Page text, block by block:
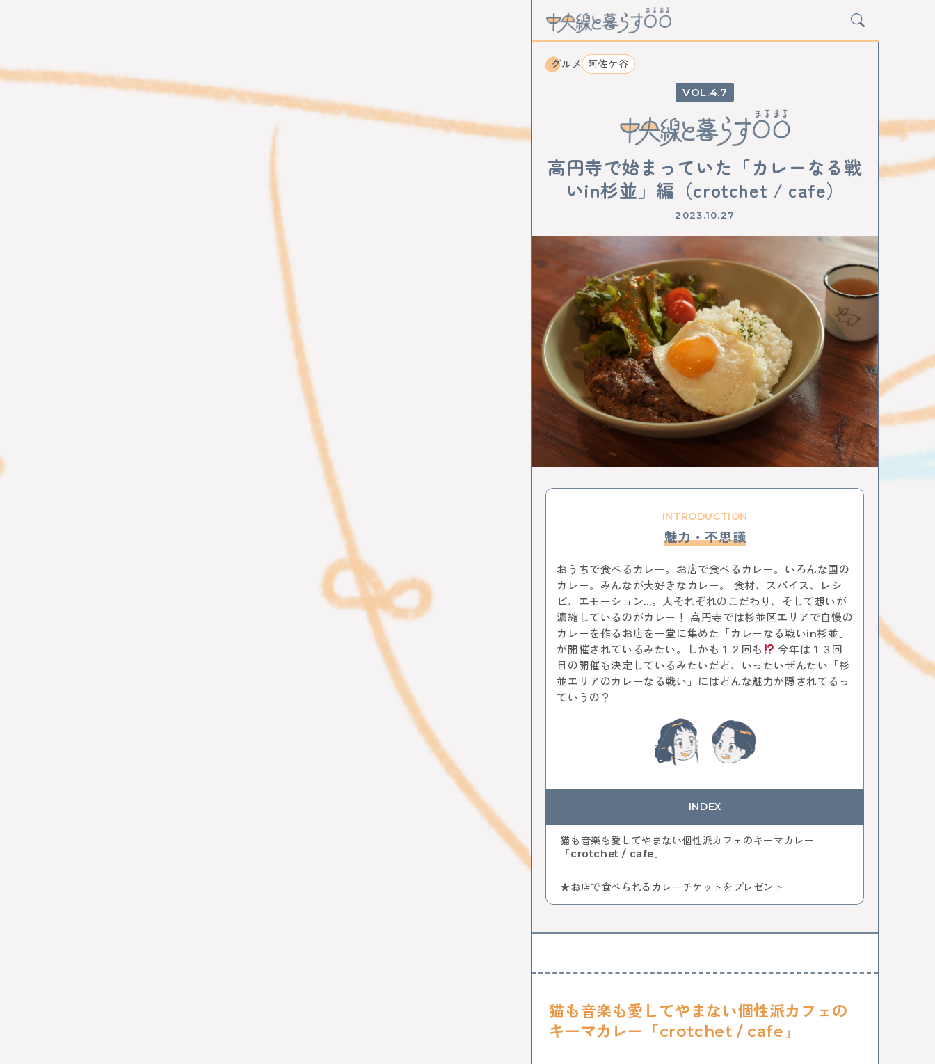
グルメ アート イベント
STATION
中野 高円寺 阿佐ケ谷 荻窪 西荻窪 吉祥寺
三鷹
武蔵小金井 国分寺
西立川
中神
羽村
東青梅 青梅
KEYWORD
イルミネーション
お菓子 三鷹 八王子
レポート
特集 特集分割版
中央線〇〇散歩
イタリアン
国立 武蔵小金井 東小金井
和菓子
スイーツ
チョコレート 写真
ポートレート
中野サンプラザ
中野ブロードウェイ 中野
サブカル
歴史
アニメ 杉並区 武蔵野市 ゴミ処理場
体験
ワークショップ
バレンタイン 立川
サポート記事
カフェ散歩
イベント かき氷 阿佐ヶ谷
荻窪
自動車教習所 武蔵境
サイエンス
イマジナス
農業 小金井市 西国分寺 高尾
動物
中央線からはじまるしぇ
立川市 日本酒
ノミノイチ
中央線の魅力発見
辛い物
家具 雑貨
リノベーション
美術館 国分寺 西荻窪
桜
フォトスポット 街歩き
中央線ビールフェスティバル
本 古本 絵本 コーヒー
カフェ
ヴィンテージ
骨董市 木工チャレンジ ビール
グルメ
ビールフェスティバル
クラフトビール
カーブーツ
中央線コーヒーフェスティバル
レトロ
通信
はじまるしぇ
パン デザート ケーキ ジャズ
音楽
阿佐谷
カレーなる戦い 中央線パンまつり
高円寺フェス
カレー
NTT技術史料館 謎解き
ファミリー向け
ファミリーイベント
全ての記事をみる
おすすめ情報を投稿する
グルメ 阿佐ケ谷
4.7
高円寺で始まっていた「カレーなる戦
いin杉並」編（crotchet / cafe）
2023.10.27
INTRODUCTION
魅力・不思議
おうちで食べるカレー。お店で食べるカレー。いろんな国の
カレー。みんなが大好きなカレー。 食材、スパイス、レシ
ピ、エモーション…。人それぞれのこだわり、そして想いが
濃縮しているのがカレー！ 高円寺では杉並区エリアで自慢の
カレーを作るお店を一堂に集めた「カレーなる戦いin杉並」
が開催されているみたい。しかも１２回も
今年は１３回
目の開催も決定しているみたいだど、いったいぜんたい「杉
並エリアのカレーなる戦い」にはどんな魅力が隠されてるっ
ていうの？
INDEX
猫も音楽も愛してやまない個性派カフェのキーマカレー
「crotchet / cafe」
★お店で食べられるカレーチケットをプレゼント
猫も音楽も愛してやまない個性派カフェの
キーマカレー「crotchet / cafe」